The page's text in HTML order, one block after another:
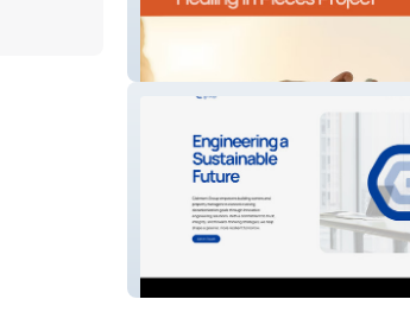
Healing In Pieces Project
Clairmont Group